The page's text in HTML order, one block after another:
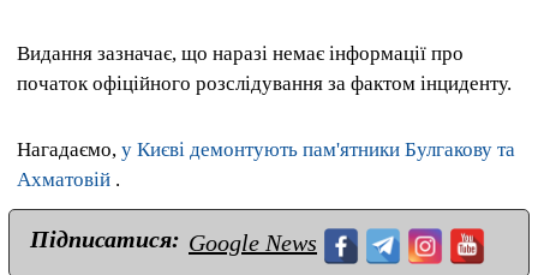
Видання зазначає, що наразі немає інформації про
початок офіційного розслідування за фактом інциденту.
Нагадаємо, у Києві демонтують пам'ятники Булгакову та
Ахматовій .
Підписатися: Google News